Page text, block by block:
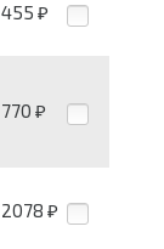
455 ₽
770 ₽
2078 ₽